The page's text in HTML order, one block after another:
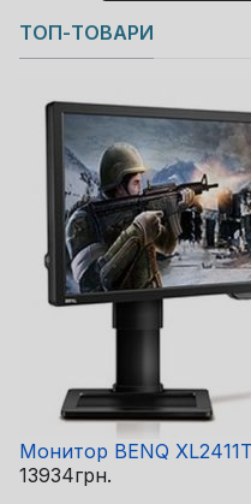
Copyright
JoomShopping
ТОП-ТОВАРИ
Монитор BENQ
13934грн.